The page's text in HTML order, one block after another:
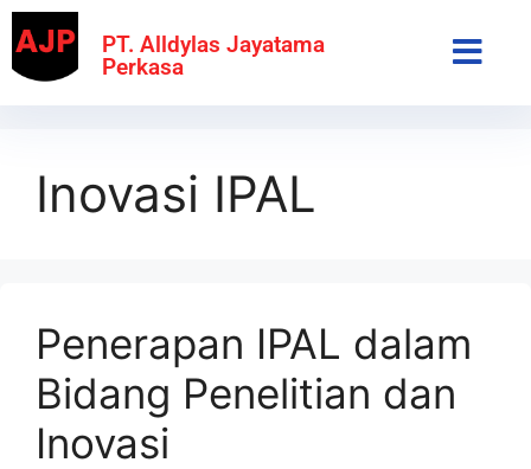
PT. Alldylas Jayatama
Perkasa
Inovasi IPAL
Penerapan IPAL dalam
Bidang Penelitian dan
Inovasi